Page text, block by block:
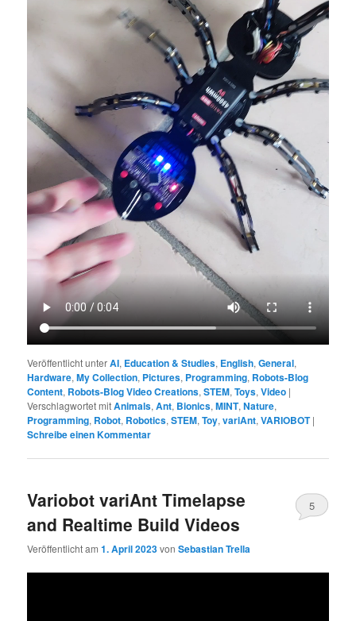
Veröffentlicht unterAI, Education & Studies, English,General,
Hardware,My Collection, Pictures, Programming, Robots-Blog
Content, Robots-Blog Video Creations,STEM,Toys,Video |
Verschlagwortet mitAnimals,Ant, Bionics,MINT,Nature,
Programming, Robot, Robotics,STEM,Toy,variAnt,VARIOBOT |
Schreibe einen Kommentar
Variobot variAnt Timelapse
and Realtime Build Videos
Veröffentlicht am1. April 2023vonSebastian Trella
5